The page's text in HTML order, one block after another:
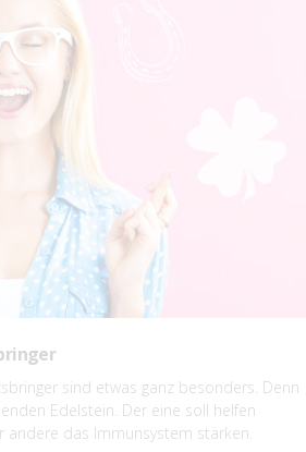
sind etwas ganz besonders. Denn
Edelstein. Der eine soll helfen
andere das Immunsystem stärken.